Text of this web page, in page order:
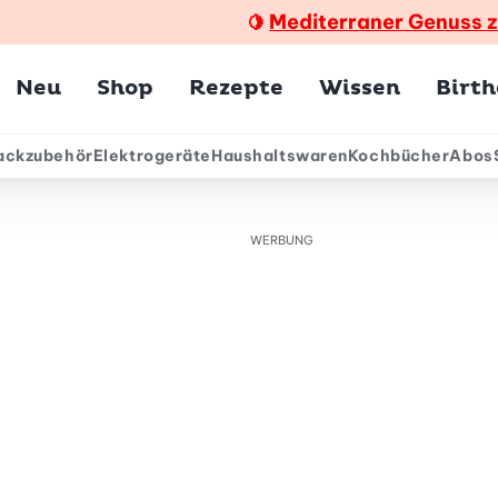
🍋 Mediterraner Genuss
Neu Shop Rezepte Wissen
ElektrogeräteHaushaltswarenKochbücherAbos
WERBUNG